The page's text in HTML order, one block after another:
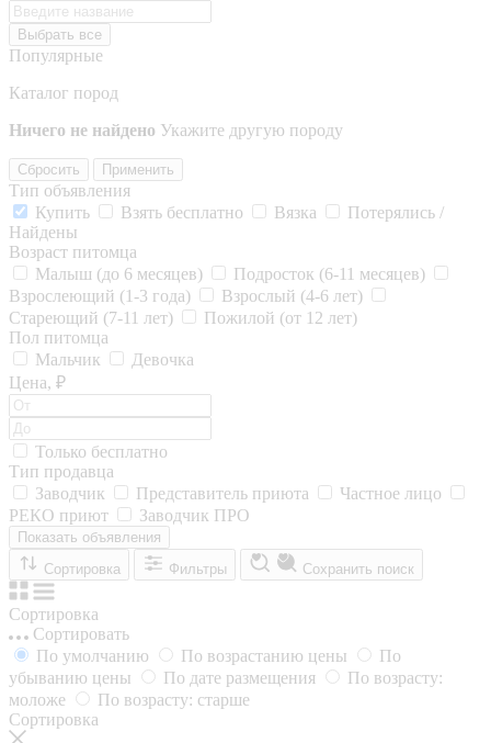
Выбрать все
Популярные
Каталог пород
Ничего не найдено Укажите другую породу
Сбросить Применить
Тип объявления
Купить
Взять бесплатно Вязка
Потерялись /
Найдены
Возраст питомца
Малыш (до 6 месяцев)
Подросток (6-11 месяцев)
Взрослеющий (1-3 года)
Взрослый (4-6 лет)
Стареющий (7-11 лет)
Пожилой (от 12 лет)
Пол питомца
Мальчик
Девочка
Цена, ₽
Только бесплатно
Тип продавца
Заводчик
Представитель приюта
Частное лицо
РЕКО приют
Заводчик ПРО
Показать объявления
Сортировка
Фильтры Сохранить поиск
Сортировка
Сортировать
По умолчанию
По возрастанию цены
По
убыванию цены
По дате размещения
По возрасту:
моложе
По возрасту: старше
Сортировка